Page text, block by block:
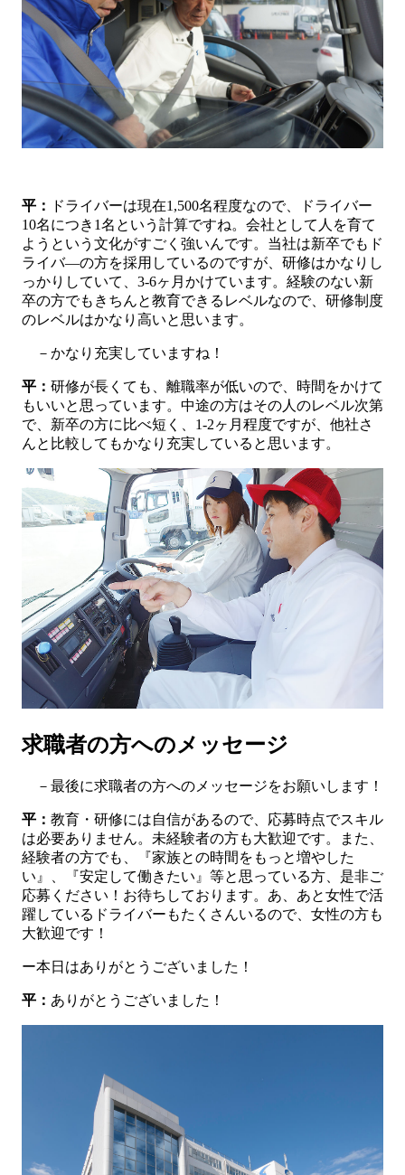
平：
ドライバーは現在1,500名程度なので、ドライバー
10名につき1名という計算ですね。会社として人を育て
ようという文化がすごく強いんです。当社は新卒でもド
ライバ―の方を採用しているのですが、研修はかなりし
っかりしていて、3-6ヶ月かけています。経験のない新
卒の方でもきちんと教育できるレベルなので、研修制度
のレベルはかなり高いと思います。
－かなり充実していますね！
平： 研修が長くても、離職率が低いので、時間をかけて
もいいと思っています。中途の方はその人のレベル次第
で、新卒の方に比べ短く、1-2ヶ月程度ですが、他社さ
んと比較してもかなり充実していると思います。
求職者の方へのメッセージ
－最後に求職者の方へのメッセージをお願いします！
平： 教育・研修には自信があるので、応募時点でスキル
は必要ありません。未経験者の方も大歓迎です。また、
経験者の方でも、『家族との時間をもっと増やした
い』、『安定して働きたい』等と思っている方、是非ご
応募ください！お待ちしております。あ、あと女性で活
躍しているドライバーもたくさんいるので、女性の方も
大歓迎です！
ー本日はありがとうございました！
平： ありがとうございました！